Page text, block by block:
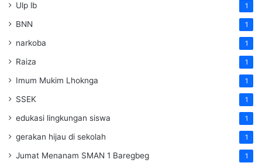
Ulp lb 1
BNN 1
narkoba 1
Raiza 1
Imum Mukim Lhoknga 1
SSEK 1
edukasi lingkungan siswa 1
gerakan hijau di sekolah 1
Jumat Menanam SMAN 1 Baregbeg 1